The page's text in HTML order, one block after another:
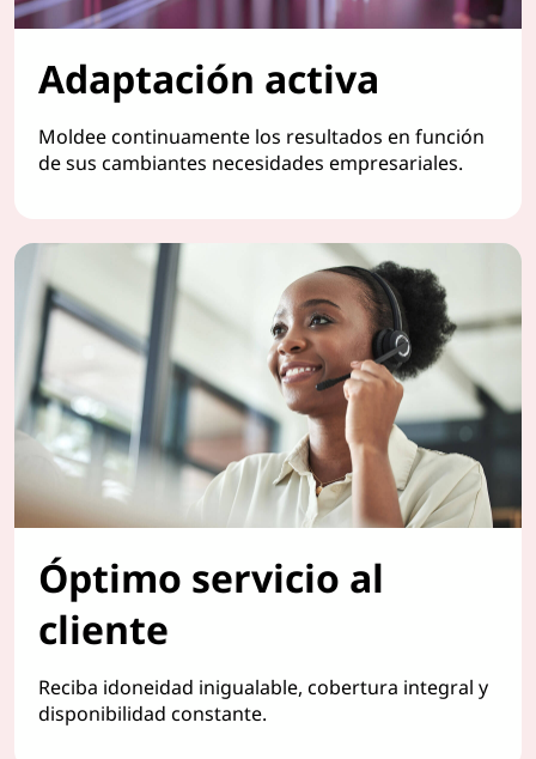
Adaptación activa
Moldee continuamente los resultados en función
de sus cambiantes necesidades empresariales.
Óptimo servicio al
cliente
Reciba idoneidad inigualable, cobertura integral y
disponibilidad constante.